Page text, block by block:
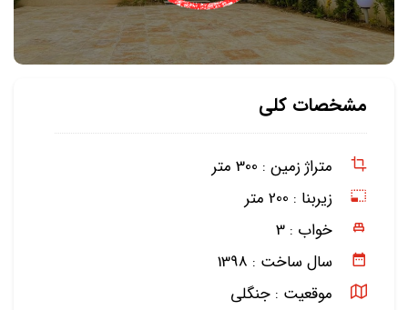
مشخصات کلی
متراژ زمین : 300 متر
زیربنا : 200 متر
خواب : 3
سال ساخت : 1398
موقعیت : جنگلی